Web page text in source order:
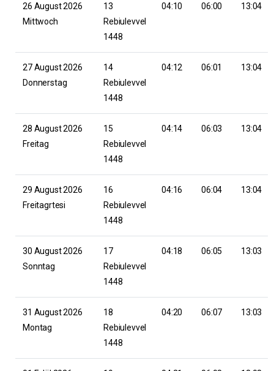
26 August 2026
Mittwoch
13
Rebiulevvel
1448
04:10 06:00 13:04
27 August 2026
Donnerstag
14
Rebiulevvel
1448
04:12 06:01 13:04
28 August 2026
Freitag
15
Rebiulevvel
1448
04:14 06:03 13:04
29 August 2026
Freitagrtesi
16
Rebiulevvel
1448
04:16 06:04 13:04
30 August 2026
Sonntag
17
Rebiulevvel
1448
04:18 06:05 13:03
31 August 2026
Montag
18
Rebiulevvel
1448
04:20 06:07 13:03